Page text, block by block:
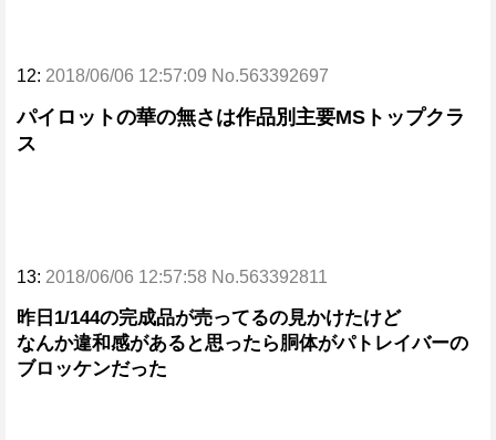
12: 2018/06/06 12:57:09 No.563392697
パイロットの華の無さは作品別主要MSトップクラ
ス
13: 2018/06/06 12:57:58 No.563392811
昨日1/144の完成品が売ってるの見かけたけど
なんか違和感があると思ったら胴体がパトレイバーの
ブロッケンだった